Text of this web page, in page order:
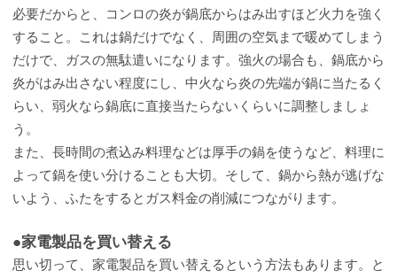
必要だからと、コンロの炎が鍋底からはみ出すほど火力を強く
すること。これは鍋だけでなく、周囲の空気まで暖めてしまう
だけで、ガスの無駄遣いになります。強火の場合も、鍋底から
炎がはみ出さない程度にし、中火なら炎の先端が鍋に当たるく
らい、弱火なら鍋底に直接当たらないくらいに調整しましょ
う。
また、長時間の煮込み料理などは厚手の鍋を使うなど、料理に
よって鍋を使い分けることも大切。そして、鍋から熱が逃げな
いよう、ふたをするとガス料金の削減につながります。
●家電製品を買い替える
思い切って、家電製品を買い替えるという方法もあります。と